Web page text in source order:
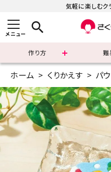
気軽に楽しむク
メニュー search
作り方 難
まずはこちら
ショッピングガイド
よくあるご質問
すべての商品
ホーム くりかえす パ